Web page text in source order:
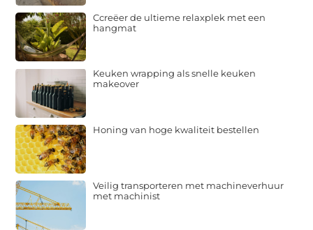
Ccreëer de ultieme relaxplek met een
hangmat
Keuken wrapping als snelle keuken
makeover
Honing van hoge kwaliteit bestellen
Veilig transporteren met machineverhuur
met machinist